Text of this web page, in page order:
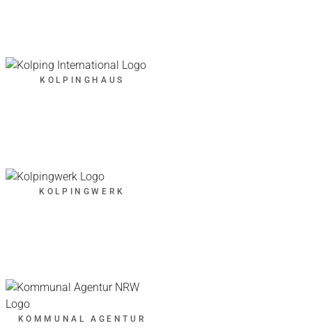
KOLPINGHAUS
KOLPINGWERK
KOMMUNAL AGENTUR